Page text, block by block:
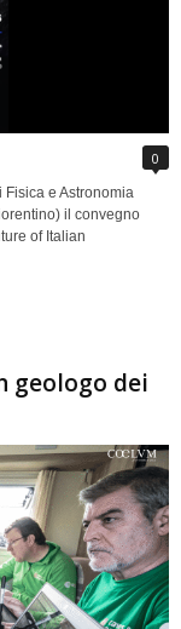
0
Fisica e Astronomia
il convegno
of Italian
geologo dei